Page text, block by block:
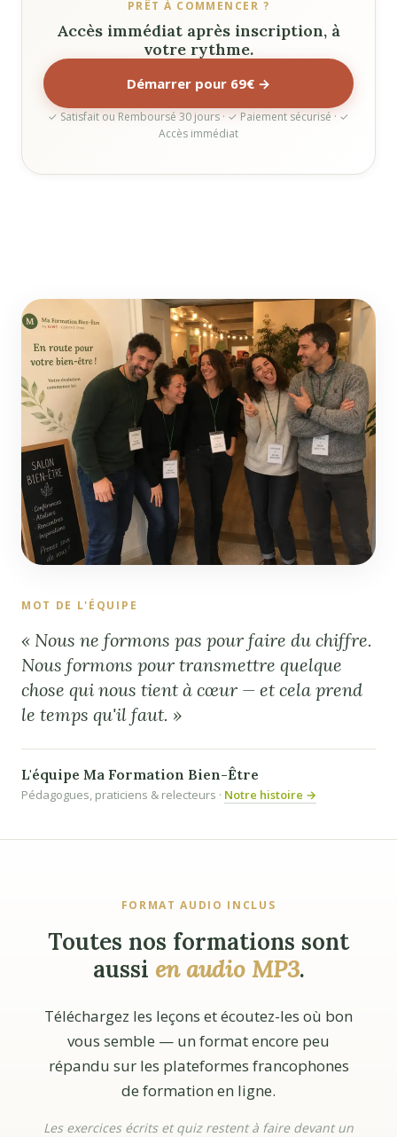
PRÊT À COMMENCER ?
Accès immédiat après inscription, à
votre rythme.
Démarrer pour 69€ →
✓ Satisfait ou Remboursé 30 jours · ✓ Paiement sécurisé · ✓
Accès immédiat
MOT DE L'ÉQUIPE
« Nous ne formons pas pour faire du chiffre.
Nous formons pour transmettre quelque
chose qui nous tient à cœur — et cela prend
le temps qu'il faut. »
L'équipe Ma Formation Bien-Être
Pédagogues, praticiens & relecteurs · Notre histoire →
FORMAT AUDIO INCLUS
Toutes nos formations sont
aussi en audio MP3.
Téléchargez les leçons et écoutez-les où bon
vous semble — un format encore peu
répandu sur les plateformes francophones
de formation en ligne.
Les exercices écrits et quiz restent à faire devant un